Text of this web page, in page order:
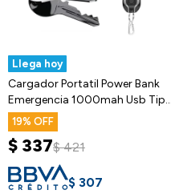
Llega hoy
Cargador Portatil Power Bank
Emergencia 1000mah Usb Tipo
C19
$ 337$ 421
$ 307